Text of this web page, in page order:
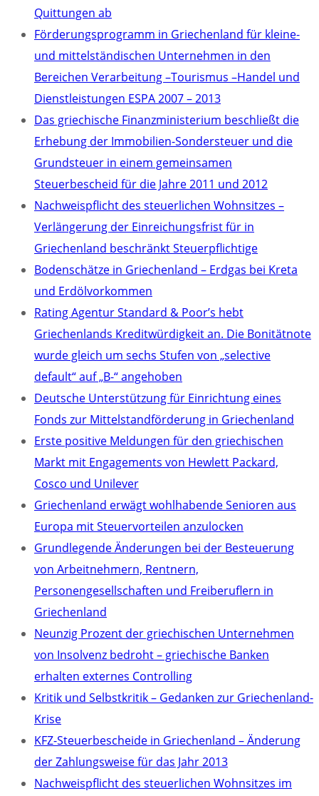
Quittungen ab
Förderungsprogramm in Griechenland für kleine-
und mittelständischen Unternehmen in den
Bereichen Verarbeitung –Tourismus –Handel und
Dienstleistungen ESPA 2007 – 2013
Das griechische Finanzministerium beschließt die
Erhebung der Immobilien-Sondersteuer und die
Grundsteuer in einem gemeinsamen
Steuerbescheid für die Jahre 2011 und 2012
Nachweispflicht des steuerlichen Wohnsitzes –
Verlängerung der Einreichungsfrist für in
Griechenland beschränkt Steuerpflichtige
Bodenschätze in Griechenland – Erdgas bei Kreta
und Erdölvorkommen
Rating Agentur Standard & Poor’s hebt
Griechenlands Kreditwürdigkeit an. Die Bonitätnote
wurde gleich um sechs Stufen von „selective
default“ auf „B-“ angehoben
Deutsche Unterstützung für Einrichtung eines
Fonds zur Mittelstandförderung in Griechenland
Erste positive Meldungen für den griechischen
Markt mit Engagements von Hewlett Packard,
Cosco und Unilever
Griechenland erwägt wohlhabende Senioren aus
Europa mit Steuervorteilen anzulocken
Grundlegende Änderungen bei der Besteuerung
von Arbeitnehmern, Rentnern,
Personengesellschaften und Freiberuflern in
Griechenland
Neunzig Prozent der griechischen Unternehmen
von Insolvenz bedroht – griechische Banken
erhalten externes Controlling
Kritik und Selbstkritik – Gedanken zur Griechenland-
Krise
KFZ-Steuerbescheide in Griechenland – Änderung
der Zahlungsweise für das Jahr 2013
Nachweispflicht des steuerlichen Wohnsitzes im